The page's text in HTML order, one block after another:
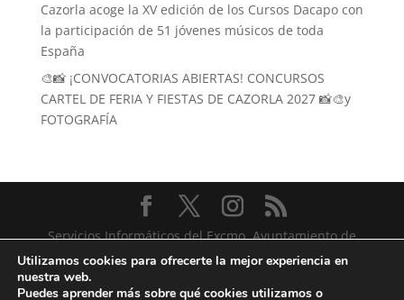
Cazorla acoge la XV edición de los Cursos Dacapo con
la participación de 51 jóvenes músicos de toda
España
🎨📸 ¡CONVOCATORIAS ABIERTAS! CONCURSOS
CARTEL DE FERIA Y FIESTAS DE CAZORLA 2027 📸🎨y
FOTOGRAFÍA
Servicios Informáticos del Excmo. Ayuntamiento de
Cazorla
Utilizamos cookies para ofrecerte la mejor experiencia en
nuestra web.
Puedes aprender más sobre qué cookies utilizamos o